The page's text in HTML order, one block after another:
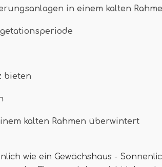
in einem kalten
bieten
kalten Rahmen überwintert
wie ein Gewächshaus -